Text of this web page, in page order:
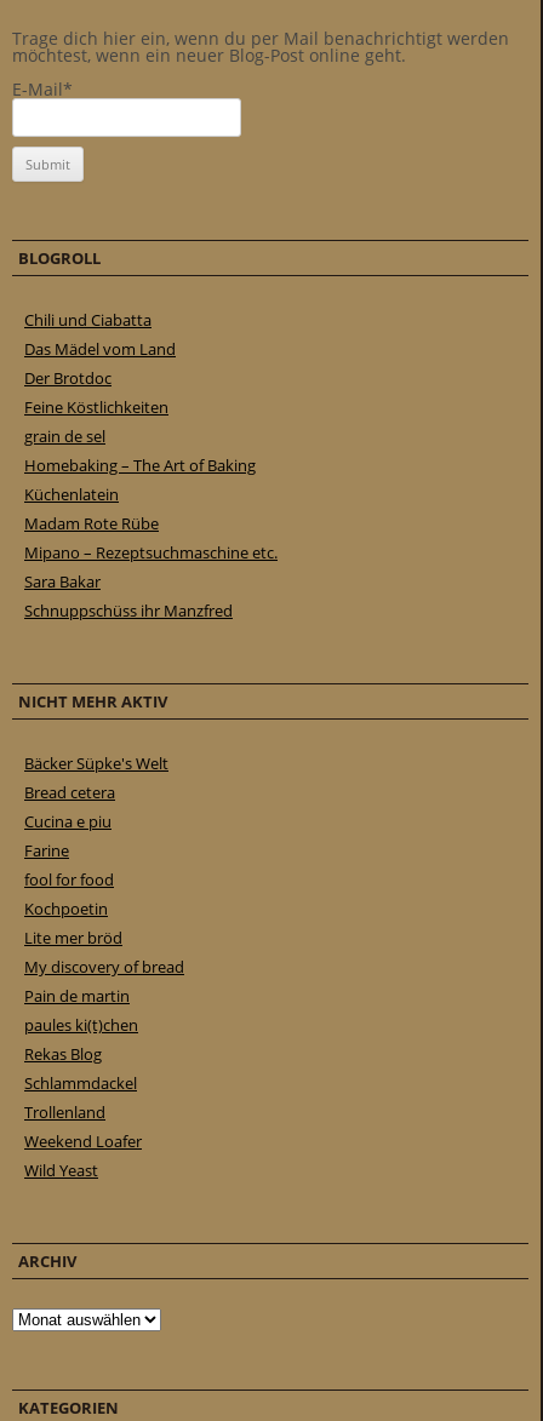
Trage dich hier ein, wenn du per Mail benachrichtigt werden
möchtest, wenn ein neuer Blog-Post online geht.
E-Mail*
BLOGROLL
Chili und Ciabatta
Das Mädel vom Land
Der Brotdoc
Feine Köstlichkeiten
grain de sel
Homebaking – The Art of Baking
Küchenlatein
Madam Rote Rübe
Mipano – Rezeptsuchmaschine etc.
Sara Bakar
Schnuppschüss ihr Manzfred
NICHT MEHR AKTIV
Bäcker Süpke's Welt
Bread cetera
Cucina e piu
Farine
fool for food
Kochpoetin
Lite mer bröd
My discovery of bread
Pain de martin
paules ki(t)chen
Rekas Blog
Schlammdackel
Trollenland
Weekend Loafer
Wild Yeast
ARCHIV
Archiv
KATEGORIEN